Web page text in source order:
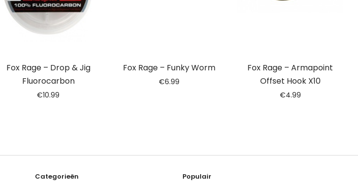
Fox Rage – Drop & Jig
Fluorocarbon
€10.99
Fox Rage – Funky Worm
€6.99
Fox Rage – Armapoint
Offset Hook X10
€4.99
Categorieën Populair